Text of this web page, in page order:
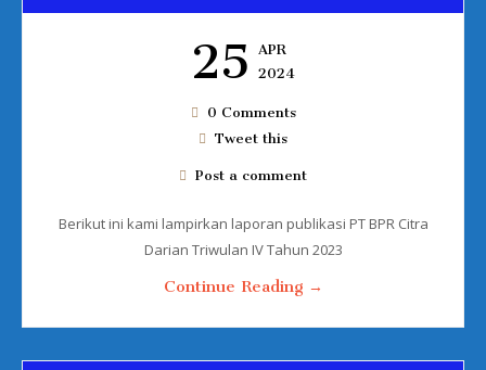
25
APR
2024
0 Comments
Tweet this
Post a comment
Berikut ini kami lampirkan laporan publikasi PT BPR Citra
Darian Triwulan IV Tahun 2023
Continue Reading →